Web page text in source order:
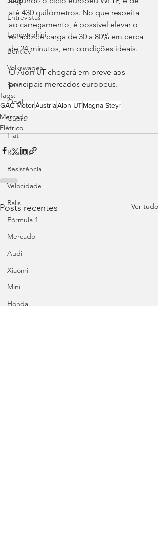
Entrevistas
Lamborghini
Bentley
Volkswagen
Seat
Opel
Cupra
Fiat
Renault
Resistência
Velocidade
Ralis
Fórmula 1
Mercado
Audi
Xiaomi
Mini
Honda
até 430 quilómetros. No que respeita
ao carregamento, é possível elevar o
estado de carga de 30 a 80% em cerca
de 24 minutos, em condições ideais.
O Aion UT chegará em breve aos
principais mercados europeus.
Tags:
GAC MotorÁustriaAion UTMagna Steyr
Mercado
Elétrico
Posts recentes Ver tudo